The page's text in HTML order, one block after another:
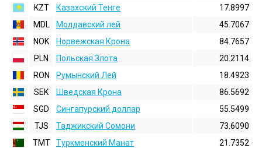
KZT
Казахский Тенге
17.8997
MDL
Молдавский лей
45.7067
NOK
Норвежская Крона
84.7657
PLN
Польская Злота
20.2114
RON
Румынский Лей
18.4923
SEK
Шведская Крона
86.5692
SGD
Сингапурский доллар
55.5499
TJS
Таджикский Сомони
73.6090
TMT
Туркменский Манат
21.7352